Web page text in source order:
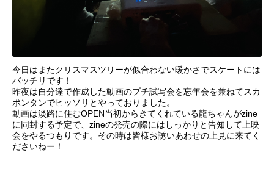
今日はまたクリスマスツリーが似合わない暖かさでスケートには
バッチリです！
昨夜は自分達で作成した動画のプチ試写会を忘年会を兼ねてスカ
ポンタンでヒッソリとやっておりました。
動画は淡路に住むOPEN当初からきてくれている龍ちゃんがzine
に同封する予定で、zineの発売の際にはしっかりと告知して上映
会をやるつもりです。その時は皆様お誘いあわせの上見に来てく
ださいねー！